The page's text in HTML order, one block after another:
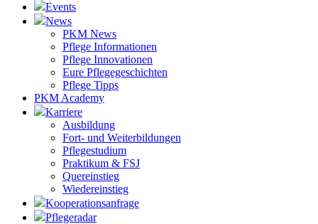
Events
News
PKM News
Pflege Informationen
Pflege Innovationen
Eure Pflegegeschichten
Pflege Tipps
PKM Academy
Karriere
Ausbildung
Fort- und Weiterbildungen
Pflegestudium
Praktikum & FSJ
Quereinstieg
Wiedereinstieg
Kooperationsanfrage
Pflegeradar